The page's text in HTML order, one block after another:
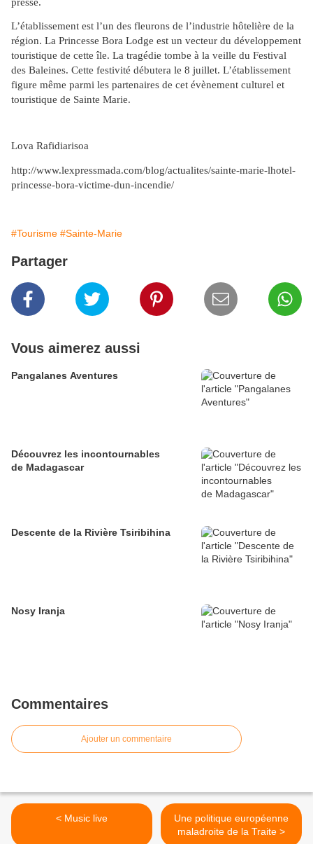
L’établissement est l’un des fleurons de l’industrie hôtelière de la
région. La Princesse Bora Lodge est un vecteur du développement
touristique de cette île. La tragédie tombe à la veille du Festival
des Baleines. Cette festivité débutera le 8 juillet. L’établissement
figure même parmi les partenaires de cet évènement culturel et
touristique de Sainte Marie.
Lova Rafidiarisoa
http://www.lexpressmada.com/blog/actualites/sainte-marie-lhotel-
princesse-bora-victime-dun-incendie/
#Tourisme #Sainte-Marie
Partager
Vous aimerez aussi
Pangalanes Aventures
Découvrez les incontournables
de Madagascar
Descente de la Rivière Tsiribihina
Nosy Iranja
Commentaires
Ajouter un commentaire
< Music live
Une politique européenne
maladroite de la Traite >